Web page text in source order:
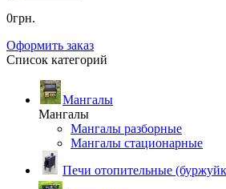
0грн.
Оформить заказ
Список категорий
Мангалы
Мангалы
Мангалы разборные
Мангалы стационарные
Печи отопительные